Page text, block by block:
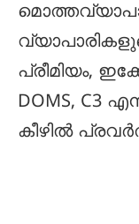
പ്രീമിയം,
DOMS, C3
കീഴിൽ